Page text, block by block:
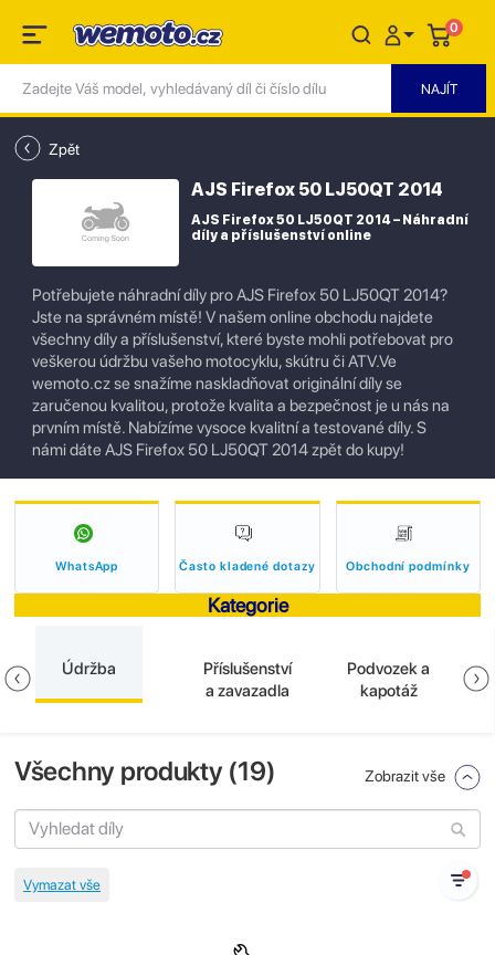
0
Zpět
AJS Firefox 50 LJ50QT 2014
AJS Firefox 50 LJ50QT 2014 – Náhradní
díly a příslušenství online
Potřebujete náhradní díly pro AJS Firefox 50 LJ50QT 2014?
Jste na správném místě! V našem online obchodu najdete
všechny díly a příslušenství, které byste mohli potřebovat pro
veškerou údržbu vašeho motocyklu, skútru či ATV.Ve
wemoto.cz se snažíme naskladňovat originální díly se
zaručenou kvalitou, protože kvalita a bezpečnost je u nás na
prvním místě. Nabízíme vysoce kvalitní a testované díly. S
námi dáte AJS Firefox 50 LJ50QT 2014 zpět do kupy!
WhatsApp Často kladené dotazy Obchodní podmínky
Kategorie
Údržba
Příslušenství
a zavazadla
Podvozek a
kapotáž
Všechny produkty (19) Zobrazit vše